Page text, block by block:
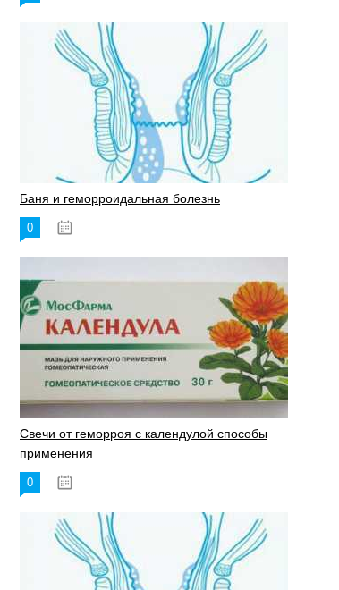
Баня и геморроидальная болезнь
0
Свечи от геморроя с календулой способы
применения
0